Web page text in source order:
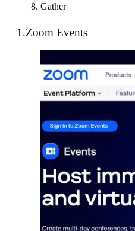
Gather
1.Zoom Events